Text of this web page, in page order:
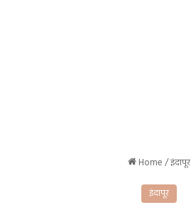
Home/इंदापूर
इंदापूर